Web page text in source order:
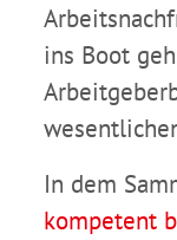
ins Boot
In dem
kompetent